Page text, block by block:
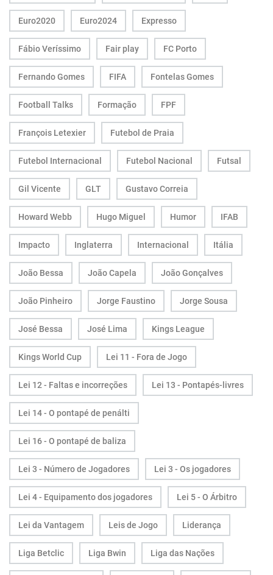
Euro2020 Euro2024 Expresso
Fábio Veríssimo Fair play FC Porto
Fernando Gomes FIFA Fontelas Gomes
Football Talks Formação FPF
François Letexier Futebol de Praia
Futebol Internacional Futebol Nacional Futsal
Gil Vicente GLT Gustavo Correia
Howard Webb Hugo Miguel Humor IFAB
Impacto Inglaterra Internacional Itália
João Bessa João Capela João Gonçalves
João Pinheiro Jorge Faustino Jorge Sousa
José Bessa José Lima Kings League
Kings World Cup Lei 11 - Fora de Jogo
Lei 12 - Faltas e incorreções Lei 13 - Pontapés-livres
Lei 14 - O pontapé de penálti
Lei 16 - O pontapé de baliza
Lei 3 - Número de Jogadores Lei 3 - Os jogadores
Lei 4 - Equipamento dos jogadores Lei 5 - O Árbitro
Lei da Vantagem Leis de Jogo Liderança
Liga Betclic Liga Bwin Liga das Nações